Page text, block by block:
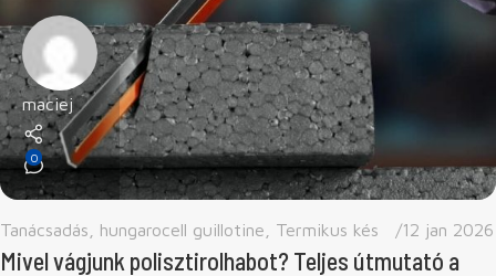
maciej
0
Tanácsadás hungarocell guillotine Termikus kés 12 jan 2026
Mivel vágjunk polisztirolhabot? Teljes útmutató a